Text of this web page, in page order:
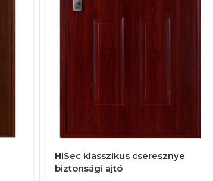
HiSec klasszikus cseresznye
biztonsági ajtó